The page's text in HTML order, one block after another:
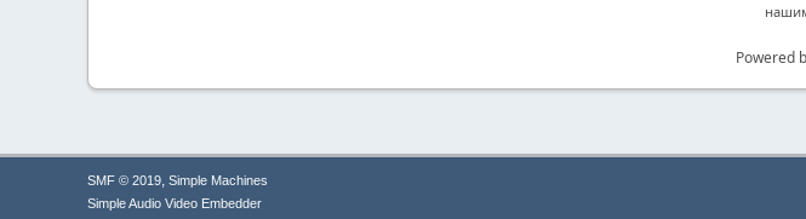
Powered
SMF © 2019, Simple Machines
Simple Audio Video Embedder